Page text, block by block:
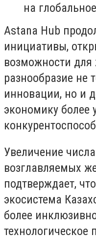
на
Astana Hub
инициативы,
возможности
разнообразие не
инновации, но и
экономику более
Увеличение
возглавляемых
подтверждает,
экосистема
более
технологическое